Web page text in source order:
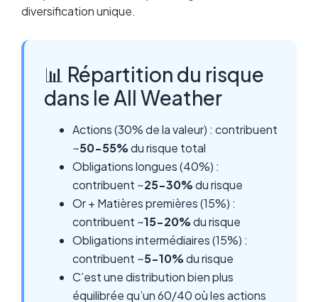
diversification unique.
📊 Répartition du risque
dans le All Weather
Actions (30% de la valeur) : contribuent
~50-55%du risque total
Obligations longues (40%) :
contribuent ~25-30%du risque
Or + Matières premières (15%) :
contribuent ~15-20%du risque
Obligations intermédiaires (15%) :
contribuent ~5-10%du risque
C’est une distribution bien plus
équilibrée qu’un 60/40 où les actions